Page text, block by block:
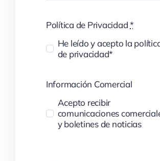
Política de Privacidad*
He leído y acepto la
de privacidad*
Información Comercial
Acepto recibir
comunicaciones
y boletines de noticias